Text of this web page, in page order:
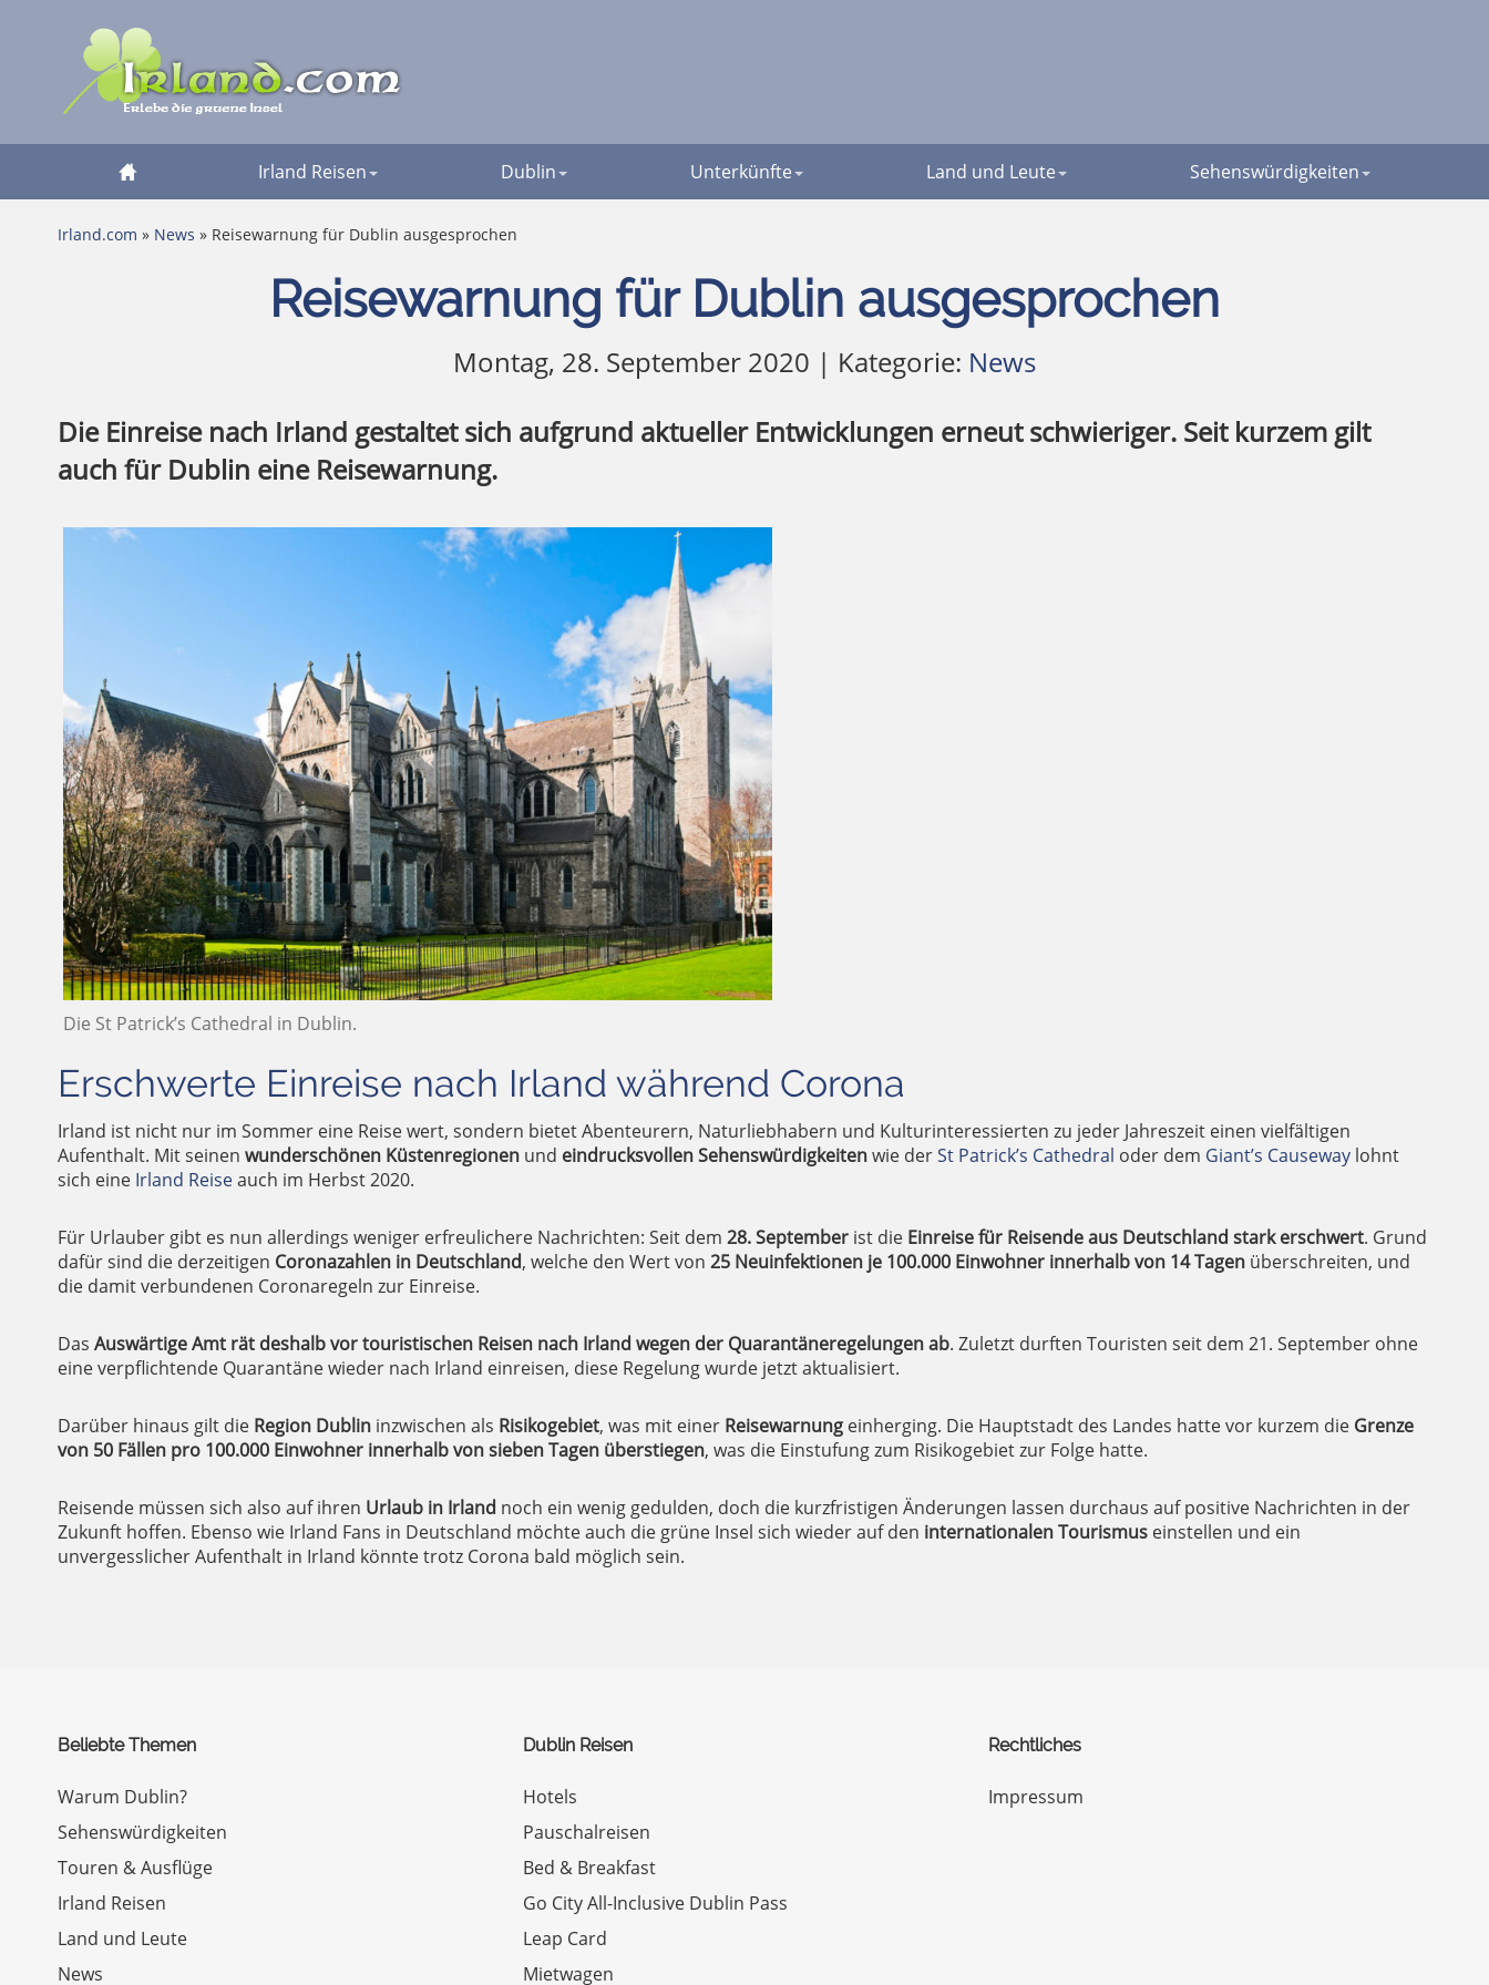
Irland Reisen Dublin Unterkünfte Land und Leute Sehenswürdigkeiten
Irland.com » News » Reisewarnung für Dublin ausgesprochen
Reisewarnung für Dublin ausgesprochen
Montag, 28. September 2020 | Kategorie: News
Die Einreise nach Irland gestaltet sich aufgrund aktueller Entwicklungen erneut schwieriger. Seit kurzem gilt
auch für Dublin eine Reisewarnung.
Die St Patrick’s Cathedral in Dublin.
Erschwerte Einreise nach Irland während Corona
Irland ist nicht nur im Sommer eine Reise wert, sondern bietet Abenteurern, Naturliebhabern und Kulturinteressierten zu jeder Jahreszeit einen vielfältigen
Aufenthalt. Mit seinen wunderschönen Küstenregionen und eindrucksvollen Sehenswürdigkeitenwie derSt Patrick’s Cathedral oder dem Giant’s Causeway lohnt
sich eine Irland Reiseauch im Herbst 2020.
Für Urlauber gibt es nun allerdings weniger erfreulichere Nachrichten: Seit dem 28. September ist die Einreise für Reisende aus Deutschland stark erschwert. Grund
dafür sind die derzeitigen Coronazahlen in Deutschland, welche den Wert von 25 Neuinfektionen je 100.000 Einwohner innerhalb von 14 Tagen überschreiten, und
die damit verbundenen Coronaregeln zur Einreise.
Das Auswärtige Amt rät deshalb vor touristischen Reisen nach Irland wegen der Quarantäneregelungen ab. Zuletzt durften Touristen seit dem 21. September ohne
eine verpflichtende Quarantäne wieder nach Irland einreisen, diese Regelung wurde jetzt aktualisiert.
Darüber hinaus gilt die Region Dublin inzwischen als Risikogebiet, was mit einer Reisewarnung einherging. Die Hauptstadt des Landes hatte vor kurzem die Grenze
von 50 Fällen pro 100.000 Einwohner innerhalb von sieben Tagen überstiegen, was die Einstufung zum Risikogebiet zur Folge hatte.
Reisende müssen sich also auf ihren Urlaub in Irland noch ein wenig gedulden, doch die kurzfristigen Änderungen lassen durchaus auf positive Nachrichten in der
Zukunft hoffen. Ebenso wie Irland Fans in Deutschland möchte auch die grüne Insel sich wieder auf den internationalen Tourismus einstellen und ein
unvergesslicher Aufenthalt in Irland könnte trotz Corona bald möglich sein.
Beliebte Themen
Warum Dublin?
Sehenswürdigkeiten
Touren & Ausflüge
Irland Reisen
Land und Leute
News
Dublin Reisen
Hotels
Pauschalreisen
Bed & Breakfast
Go City All-Inclusive Dublin Pass
Leap Card
Mietwagen
Rechtliches
Impressum